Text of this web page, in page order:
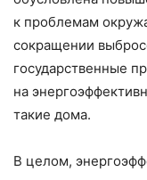
к проблемам
сокращении
государственные
на
такие дома.
В целом,